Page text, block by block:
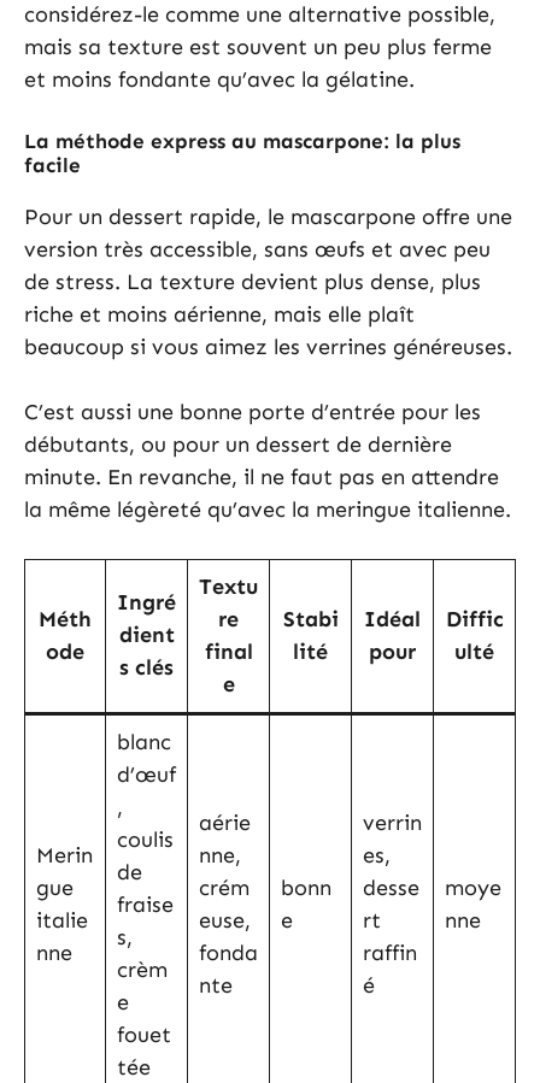
considérez-le comme une alternative possible,
mais sa texture est souvent un peu plus ferme
et moins fondante qu’avec la gélatine.
La méthode express au mascarpone: la plus
facile
Pour un dessert rapide, le mascarpone offre une
version très accessible, sans œufs et avec peu
de stress. La texture devient plus dense, plus
riche et moins aérienne, mais elle plaît
beaucoup si vous aimez les verrines généreuses.
C’est aussi une bonne porte d’entrée pour les
débutants, ou pour un dessert de dernière
minute. En revanche, il ne faut pas en attendre
la même légèreté qu’avec la meringue italienne.
Méth
ode
Ingré
dient
s clés
Textu
re
final
e
Stabi
lité
Idéal
pour
Diffic
ulté
Merin
gue
italie
nne
blanc
d’œuf
,
coulis
de
fraise
s,
crèm
e
fouet
tée
aérie
nne,
crém
euse,
fonda
nte
bonn
e
verrin
es,
desse
rt
raffin
é
moye
nne